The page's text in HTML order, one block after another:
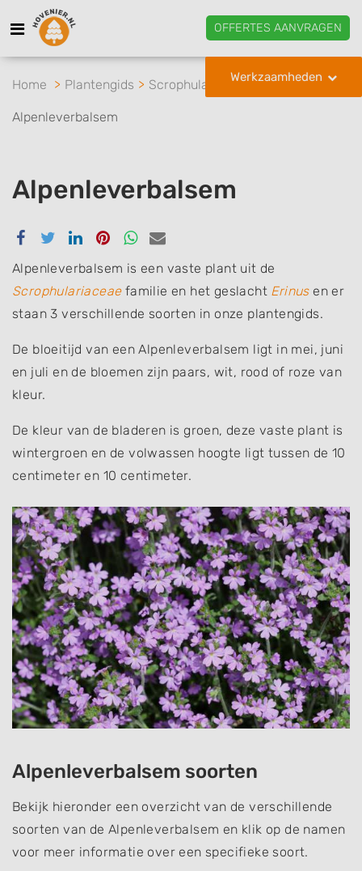
OFFERTES AANVRAGEN
Werkzaamheden
Home Plantengids Scrophulariaceae Erinus
Alpenleverbalsem
Alpenleverbalsem
Delen
Facebook
Delen
Twitter
Delen
Linkedin
Delen
Pinterest
Delen
Whatsapp
Delen
email
Alpenleverbalsem is een vaste plant uit de
Scrophulariaceaefamilie en het geslacht Erinusen er
staan 3 verschillende soorten in onze plantengids.
De bloeitijd van een Alpenleverbalsem ligt in mei, juni
en juli en de bloemen zijn paars, wit, rood of roze van
kleur.
De kleur van de bladeren is groen, deze vaste plant is
wintergroen en de volwassen hoogte ligt tussen de 10
centimeter en 10 centimeter.
Alpenleverbalsem soorten
Bekijk hieronder een overzicht van de verschillende
soorten van de Alpenleverbalsem en klik op de namen
voor meer informatie over een specifieke soort.